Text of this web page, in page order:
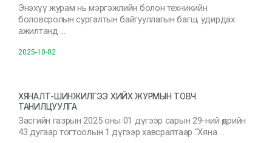
Энэхүү журам нь мэргэжлийн болон техникийн
боловсролын сургалтын байгууллагын багш, удирдах
ажилтанд …
2025-10-02
ХЯНАЛТ-ШИНЖИЛГЭЭ ХИЙХ ЖУРМЫН ТОВЧ
ТАНИЛЦУУЛГА
Засгийн газрын 2025 оны 01 дүгээр сарын 29-ний өдрийн
43 дугаар тогтоолын 1 дүгээр хавсралтаар “Хяна …